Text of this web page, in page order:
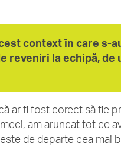
context în care s-
reveniri la echipă, de
ar fi fost corect să fie
am aruncat tot ce
de departe cea mai